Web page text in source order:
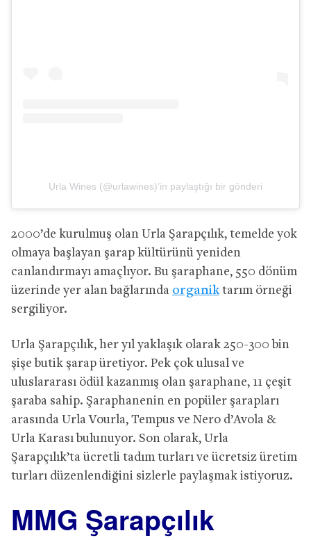
Urla Wines (@urlawines)’in paylaştığı bir gönderi
2000’de kurulmuş olan Urla Şarapçılık, temelde yok
olmaya başlayan şarap kültürünü yeniden
canlandırmayı amaçlıyor. Bu şaraphane, 550 dönüm
üzerinde yer alan bağlarında organik tarım örneği
sergiliyor.
Urla Şarapçılık, her yıl yaklaşık olarak 250-300 bin
şişe butik şarap üretiyor. Pek çok ulusal ve
uluslararası ödül kazanmış olan şaraphane, 11 çeşit
şaraba sahip. Şaraphanenin en popüler şarapları
arasında Urla Vourla, Tempus ve Nero d’Avola &
Urla Karası bulunuyor. Son olarak, Urla
Şarapçılık’ta ücretli tadım turları ve ücretsiz üretim
turları düzenlendiğini sizlerle paylaşmak istiyoruz.
MMG Şarapçılık